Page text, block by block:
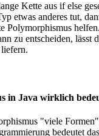
Kette aus if else
etwas anderes tut,
Polymorphismus
zu entscheiden, lässt
in Java wirklich
"viele
bedeutet